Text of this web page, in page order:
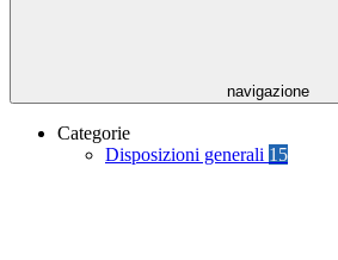
navigazione
Categorie
Disposizioni generali 15